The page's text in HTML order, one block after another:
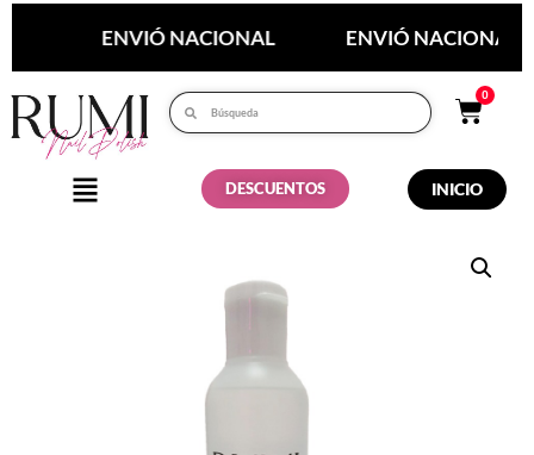
ENVIÓ NACIONAL ENVIÓ NACIONAL
0
DESCUENTOS INICIO